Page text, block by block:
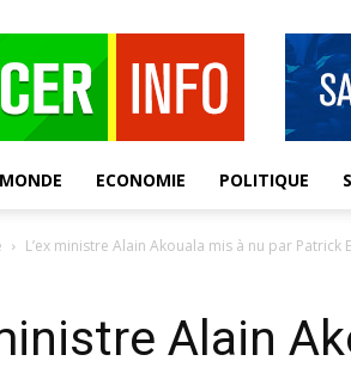
MONDE ECONOMIE POLITIQUE
L’ex ministre Alain Akouala mis à nu par Patrick
Alain